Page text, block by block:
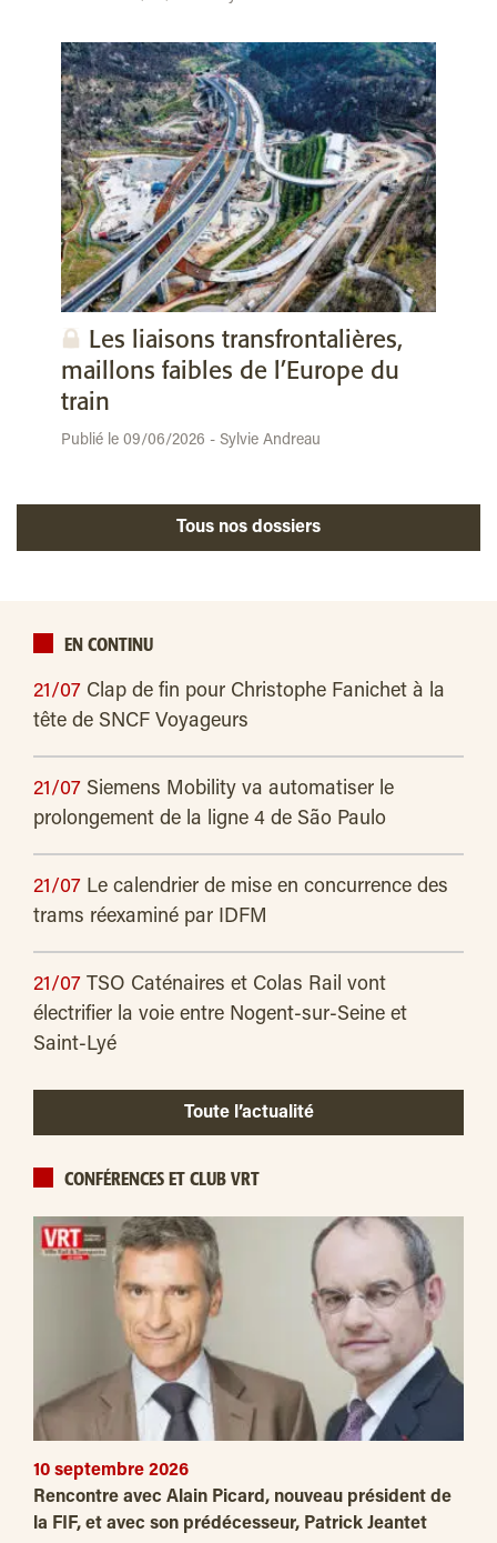
Les liaisons transfrontalières,
maillons faibles de l’Europe du
train
Publié le 09/06/2026 - Sylvie Andreau
Tous nos dossiers
EN CONTINU
21/07 Clap de fin pour Christophe Fanichet à la
tête de SNCF Voyageurs
21/07 Siemens Mobility va automatiser le
prolongement de la ligne 4 de São Paulo
21/07 Le calendrier de mise en concurrence des
trams réexaminé par IDFM
21/07 TSO Caténaires et Colas Rail vont
électrifier la voie entre Nogent-sur-Seine et
Saint-Lyé
Toute l’actualité
CONFÉRENCES ET CLUB VRT
10 septembre 2026
Rencontre avec Alain Picard, nouveau président de
la FIF, et avec son prédécesseur, Patrick Jeantet